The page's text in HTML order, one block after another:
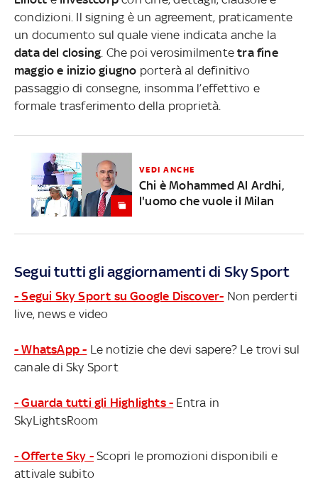
condizioni. Il signing è un agreement, praticamente
un documento sul quale viene indicata anche la
data del closing . Che poi verosimilmentetra fine
maggio e inizio giugno porterà al definitivo
passaggio di consegne, insomma l’effettivo e
formale trasferimento della proprietà.
VEDI ANCHE
Chi è Mohammed Al Ardhi,
l'uomo che vuole il Milan
Segui tutti gli aggiornamenti di Sky Sport
- Segui Sky Sport su Google Discover- Non perderti
live, news e video
- WhatsApp - Le notizie che devi sapere? Le trovi sul
canale di Sky Sport
- Guarda tutti gli Highlights - Entra in
SkyLightsRoom
- Offerte Sky - Scopri le promozioni disponibili e
attivale subito